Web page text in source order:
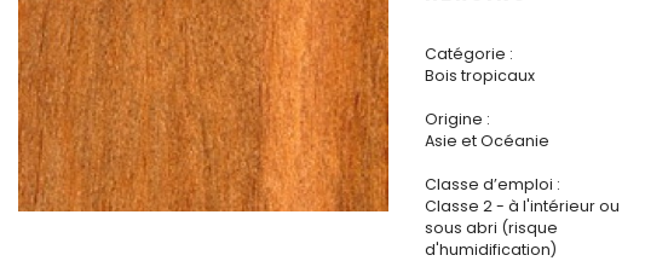
Catégorie :
Bois tropicaux
Origine :
Asie et Océanie
Classe d’emploi :
Classe 2 - à l'intérieur ou
sous abri (risque
d'humidification)